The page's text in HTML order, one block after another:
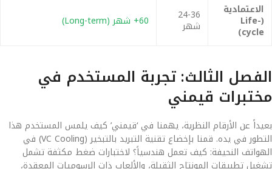
الاعتمادية
(Life-
cycle)
24-36
شهر 60+ شهر (Long-term)
الفصل الثالث: تجربة المستخدم في
مختبرات قيمني
بعيداً عن الأرقام النظرية، يهمنا في ‘قيمني’ كيف يلمس المستخدم هذا
التطور في يده. قمنا بإخضاع تقنية التبريد بالتبخير (VC Cooling) في
الهواتف النحيفة: كيف تعمل هندسياً؟ لاختبارات ضغط مكثفة تشمل
تشغيل تطبيقات المونتاج الثقيلة، والألعاب ذات الرسوميات المعقدة،